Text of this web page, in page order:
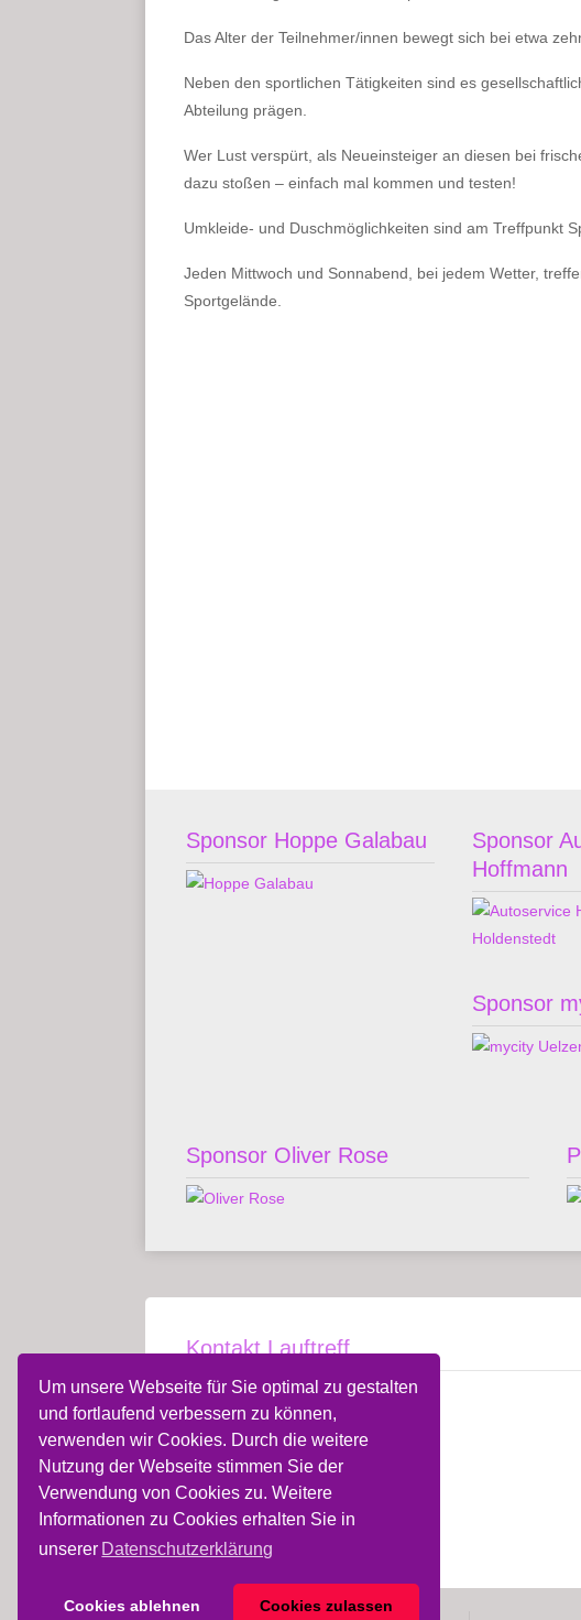
Um unsere Webseite für Sie optimal zu gestalten
und fortlaufend verbessern zu können,
verwenden wir Cookies. Durch die weitere
Nutzung der Webseite stimmen Sie der
Verwendung von Cookies zu. Weitere
Informationen zu Cookies erhalten Sie in
unserer Datenschutzerklärung
Cookies ablehnen Cookies zulassen
Das Alter der Teilnehmer/innen bewegt sich bei etwa
Neben den sportlichen Tätigkeiten sind es
Abteilung prägen.
Wer Lust verspürt, als Neueinsteiger an diesen bei
dazu stoßen – einfach mal kommen und testen!
Umkleide- und Duschmöglichkeiten sind am Treffpunkt
Jeden Mittwoch und Sonnabend, bei jedem Wetter,
Sportgelände.
Sponsor Hoppe Galabau
Sponsor
Hoffmann
Sponsor
Sponsor Oliver Rose
Kontakt Lauftreff
Walter (Butz) Hilmer
Telefon05 81 - 718 31
Kontakt